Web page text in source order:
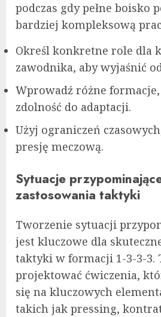
podczas gdy pełne boisko
bardziej kompleksową
Określ konkretne role dla
zawodnika, aby wyjaśnić
Wprowadź różne
zdolność do adaptacji.
Użyj ograniczeń
presję meczową.
Sytuacje
zastosowania taktyki
Tworzenie sytuacji
jest kluczowe dla
taktyki w formacji 1-3-3-3.
projektować ćwiczenia,
się na kluczowych
takich jak pressing,